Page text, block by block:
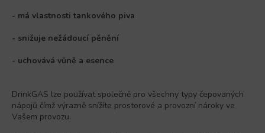
- má vlastnosti tankového piva
- snižuje nežádoucí pěnění
- uchovává vůně a esence
DrinkGAS lze používat společně pro všechny typy čepovaných
nápojů čímž výrazně snížíte prostorové a provozní nároky ve
Vašem provozu.